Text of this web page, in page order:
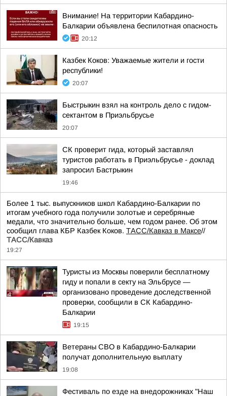
Внимание! На территории Кабардино-
Балкарии объявлена беспилотная опасность
20:12
Казбек Коков: Уважаемые жители и гости
республики!
20:07
Быстрыкин взял на контроль дело с гидом-
сектантом в Приэльбрусье
20:07
СК проверит гида, который заставлял
туристов работать в Приэльбрусье - доклад
запросил Бастрыкин
19:46
Более 1 тыс. выпускников школ Кабардино-Балкарии по
итогам учебного года получили золотые и серебряные
медали, что значительно больше, чем годом ранее. Об этом
сообщил глава КБР Казбек Коков. ТАСС/Кавказ в Максе//
ТАСС/Кавказ
19:27
Туристы из Москвы поверили бесплатному
гиду и попали в секту на Эльбрусе —
организовано проведение доследственной
проверки, сообщили в СК Кабардино-
Балкарии
19:15
Ветераны СВО в Кабардино-Балкарии
получат дополнительную выплату
19:08
Фестиваль по езде на внедорожниках "Наш